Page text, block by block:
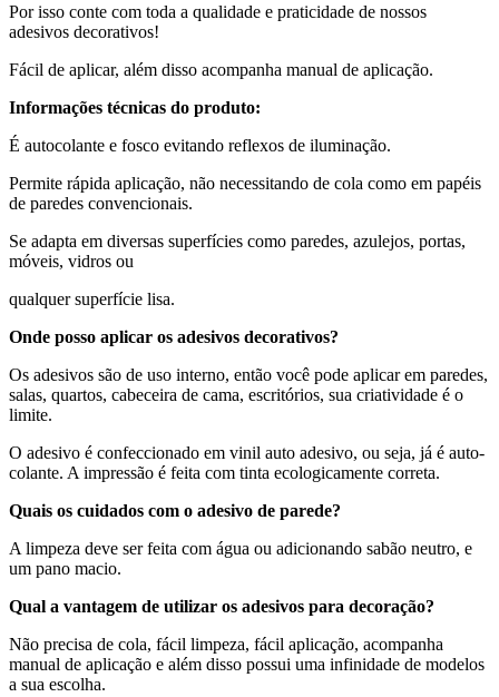
Por isso conte com toda a qualidade e praticidade de nossos
adesivos decorativos!
Fácil de aplicar, além disso acompanha manual de aplicação.
Informações técnicas do produto:
É autocolante e fosco evitando reflexos de iluminação.
Permite rápida aplicação, não necessitando de cola como em papéis
de paredes convencionais.
Se adapta em diversas superfícies como paredes, azulejos, portas,
móveis, vidros ou
qualquer superfície lisa.
Onde posso aplicar os adesivos decorativos?
Os adesivos são de uso interno, então você pode aplicar em paredes,
salas, quartos, cabeceira de cama, escritórios, sua criatividade é o
limite.
O adesivo é confeccionado em vinil auto adesivo, ou seja, já é auto-
colante. A impressão é feita com tinta ecologicamente correta.
Quais os cuidados com o adesivo de parede?
A limpeza deve ser feita com água ou adicionando sabão neutro, e
um pano macio.
Qual a vantagem de utilizar os adesivos para decoração?
Não precisa de cola, fácil limpeza, fácil aplicação, acompanha
manual de aplicação e além disso possui uma infinidade de modelos
a sua escolha.